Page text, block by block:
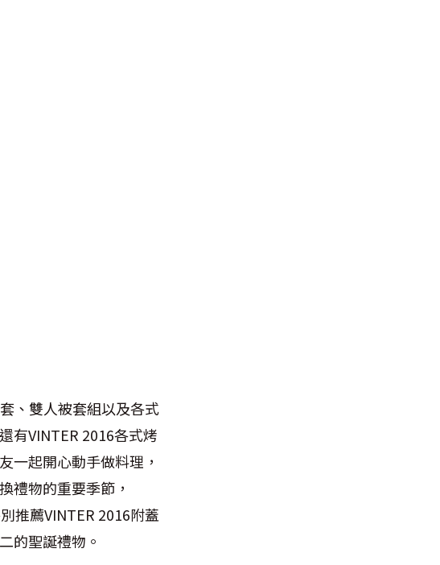
、雙人被套組以及各式
有VINTER 2016各式烤
一起開心動手做料理，
禮物的重要季節，
推薦VINTER 2016附蓋
的聖誕禮物。